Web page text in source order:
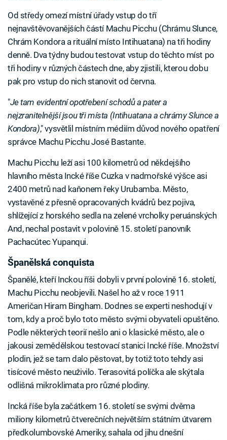
Od středy omezí místní úřady vstup do tří
nejnavštěvovanějších částí Machu Picchu (Chrámu Slunce,
Chrám Kondora a rituální místo Intihuatana) na tři hodiny
denně. Dva týdny budou testovat vstup do těchto míst po
tři hodiny v různých částech dne, aby zjistili, kterou dobu
pak pro vstup do nich stanovit od června.
"Je tam evidentní opotřebení schodů a pater a
nejzranitelnější jsou tři místa (Intihuatana a chrámy Slunce a
Kondora)," vysvětlil místním médiím důvod nového opatření
správce Machu Picchu José Bastante.
Machu Picchu leží asi 100 kilometrů od někdejšího
hlavního města Incké říše Cuzka v nadmořské výšce asi
2400 metrů nad kaňonem řeky Urubamba. Město,
vystavěné z přesně opracovaných kvádrů bez pojiva,
shlížející z horského sedla na zelené vrcholky peruánských
And, nechal postavit v polovině 15. století panovník
Pachacútec Yupanqui.
Španělská conquista
Španělé, kteří Inckou říši dobyli v první polovině 16. století,
Machu Picchu neobjevili. Našel ho až v roce 1911
Američan Hiram Bingham. Dodnes se experti neshodují v
tom, kdy a proč bylo toto město svými obyvateli opuštěno.
Podle některých teorií nešlo ani o klasické město, ale o
jakousi zemědělskou testovací stanici Incké říše. Množství
plodin, jež se tam dalo pěstovat, by totiž toto tehdy asi
tisícové město neuživilo. Terasovitá políčka ale skýtala
odlišná mikroklimata pro různé plodiny.
Incká říše byla začátkem 16. století se svými dvěma
miliony kilometrů čtverečních největším státním útvarem
předkolumbovské Ameriky, sahala od jihu dnešní